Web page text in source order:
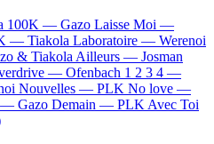
100K — Gazo Laisse Moi —
— Tiakola Laboratoire — Werenoi
& Tiakola Ailleurs — Josman
— Ofenbach 1 2 3 4 —
Nouvelles — PLK No love —
— Gazo Demain — PLK Avec Toi